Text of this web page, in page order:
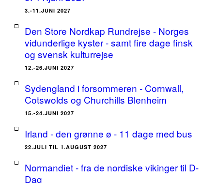
3.-11.JUNI 2027
Den Store Nordkap Rundrejse - Norges
vidunderlige kyster - samt fire dage finsk
og svensk kulturrejse
12.-26.JUNI 2027
Sydengland i forsommeren - Cornwall,
Cotswolds og Churchills Blenheim
15.-24.JUNI 2027
Irland - den grønne ø - 11 dage med bus
22.JULI TIL 1.AUGUST 2027
Normandiet - fra de nordiske vikinger til D-
Dag